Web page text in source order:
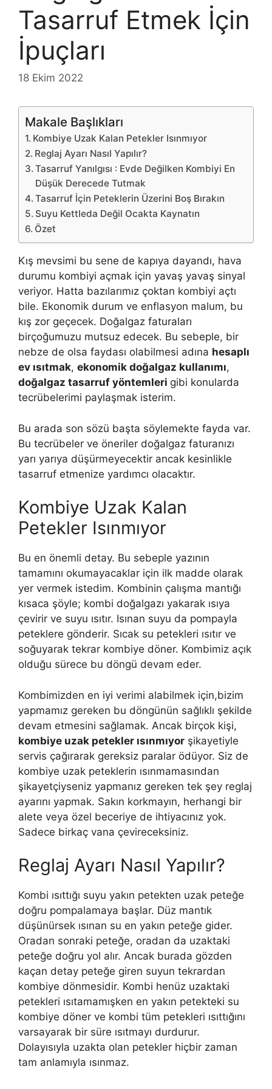
Tasarruf Etmek İçin
İpuçları
18 Ekim 2022
Makale Başlıkları
Kombiye Uzak Kalan Petekler Isınmıyor
Reglaj Ayarı Nasıl Yapılır?
Tasarruf Yanılgısı : Evde Değilken Kombiyi En
Düşük Derecede Tutmak
Tasarruf İçin Peteklerin Üzerini Boş Bırakın
Suyu Kettleda Değil Ocakta Kaynatın
Özet
Kış mevsimi bu sene de kapıya dayandı, hava
durumu kombiyi açmak için yavaş yavaş sinyal
veriyor. Hatta bazılarımız çoktan kombiyi açtı
bile. Ekonomik durum ve enflasyon malum, bu
kış zor geçecek. Doğalgaz faturaları
birçoğumuzu mutsuz edecek. Bu sebeple, bir
nebze de olsa faydası olabilmesi adına hesaplı
ev ısıtmak, ekonomik doğalgaz kullanımı,
doğalgaz tasarruf yöntemleri gibi konularda
tecrübelerimi paylaşmak isterim.
Bu arada son sözü başta söylemekte fayda var.
Bu tecrübeler ve öneriler doğalgaz faturanızı
yarı yarıya düşürmeyecektir ancak kesinlikle
tasarruf etmenize yardımcı olacaktır.
Kombiye Uzak Kalan
Petekler Isınmıyor
Bu en önemli detay. Bu sebeple yazının
tamamını okumayacaklar için ilk madde olarak
yer vermek istedim. Kombinin çalışma mantığı
kısaca şöyle; kombi doğalgazı yakarak ısıya
çevirir ve suyu ısıtır. Isınan suyu da pompayla
peteklere gönderir. Sıcak su petekleri ısıtır ve
soğuyarak tekrar kombiye döner. Kombimiz açık
olduğu sürece bu döngü devam eder.
Kombimizden en iyi verimi alabilmek için,bizim
yapmamız gereken bu döngünün sağlıklı şekilde
devam etmesini sağlamak. Ancak birçok kişi,
kombiye uzak petekler ısınmıyor şikayetiyle
servis çağırarak gereksiz paralar ödüyor. Siz de
kombiye uzak peteklerin ısınmamasından
şikayetçiyseniz yapmanız gereken tek şey reglaj
ayarını yapmak. Sakın korkmayın, herhangi bir
alete veya özel beceriye de ihtiyacınız yok.
Sadece birkaç vana çevireceksiniz.
Reglaj Ayarı Nasıl Yapılır?
Kombi ısıttığı suyu yakın petekten uzak peteğe
doğru pompalamaya başlar. Düz mantık
düşünürsek ısınan su en yakın peteğe gider.
Oradan sonraki peteğe, oradan da uzaktaki
peteğe doğru yol alır. Ancak burada gözden
kaçan detay peteğe giren suyun tekrardan
kombiye dönmesidir. Kombi henüz uzaktaki
petekleri ısıtamamışken en yakın petekteki su
kombiye döner ve kombi tüm petekleri ısıttığını
varsayarak bir süre ısıtmayı durdurur.
Dolayısıyla uzakta olan petekler hiçbir zaman
tam anlamıyla ısınmaz.